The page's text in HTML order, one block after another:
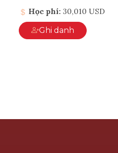
Học phí: 30,010 USD
Ghi danh